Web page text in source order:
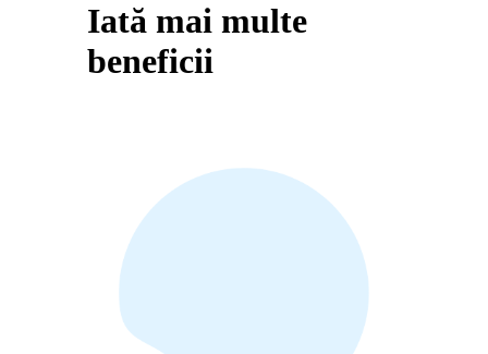
Iată mai multe
beneficii